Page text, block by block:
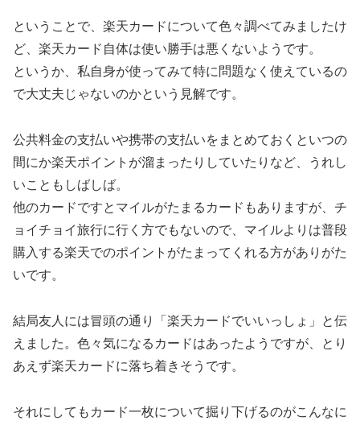
ということで、楽天カードについて色々調べてみましたけ
ど、楽天カード自体は使い勝手は悪くないようです。
というか、私自身が使ってみて特に問題なく使えているの
で大丈夫じゃないのかという見解です。
公共料金の支払いや携帯の支払いをまとめておくといつの
間にか楽天ポイントが溜まったりしていたりなど、うれし
いこともしばしば。
他のカードですとマイルがたまるカードもありますが、チ
ョイチョイ旅行に行く方でもないので、マイルよりは普段
購入する楽天でのポイントがたまってくれる方がありがた
いです。
結局友人には冒頭の通り「楽天カードでいいっしょ」と伝
えました。色々気になるカードはあったようですが、とり
あえず楽天カードに落ち着きそうです。
それにしてもカード一枚について掘り下げるのがこんなに